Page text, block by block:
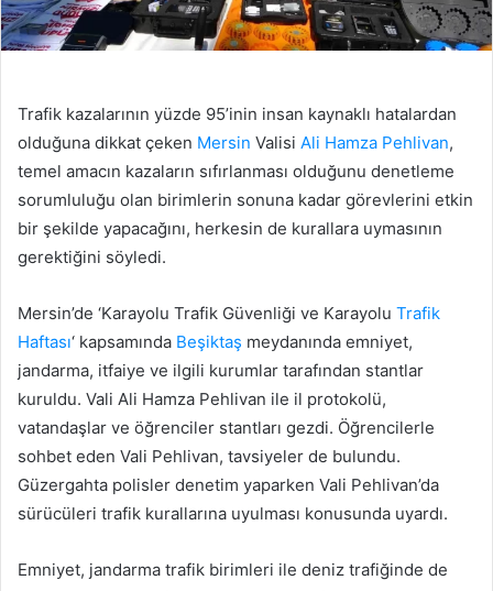
Trafik kazalarının yüzde 95’inin insan kaynaklı hatalardan
olduğuna dikkat çeken Mersin Valisi Ali Hamza Pehlivan,
temel amacın kazaların sıfırlanması olduğunu denetleme
sorumluluğu olan birimlerin sonuna kadar görevlerini etkin
bir şekilde yapacağını, herkesin de kurallara uymasının
gerektiğini söyledi.
Mersin’de ‘Karayolu Trafik Güvenliği ve Karayolu Trafik
Haftası‘ kapsamında Beşiktaş meydanında emniyet,
jandarma, itfaiye ve ilgili kurumlar tarafından stantlar
kuruldu. Vali Ali Hamza Pehlivan ile il protokolü,
vatandaşlar ve öğrenciler stantları gezdi. Öğrencilerle
sohbet eden Vali Pehlivan, tavsiyeler de bulundu.
Güzergahta polisler denetim yaparken Vali Pehlivan’da
sürücüleri trafik kurallarına uyulması konusunda uyardı.
Emniyet, jandarma trafik birimleri ile deniz trafiğinde de